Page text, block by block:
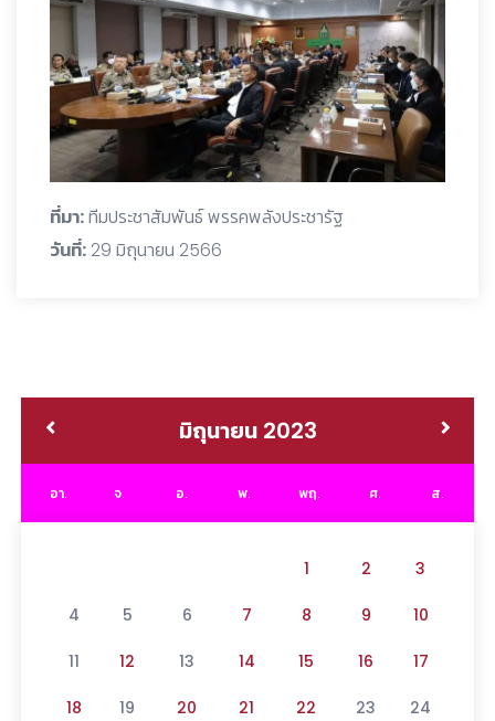
ที่มา:ทีมประชาสัมพันธ์ พรรคพลังประชารัฐ
วันที่: 29 มิถุนายน 2566
มิถุนายน 2023
อา. จ. อ. พ. พฤ. ศ. ส.
1 2 3
4 5 6 7 8 9 10
11 12 13 14 15 16 17
18 19 20 21 22 23 24